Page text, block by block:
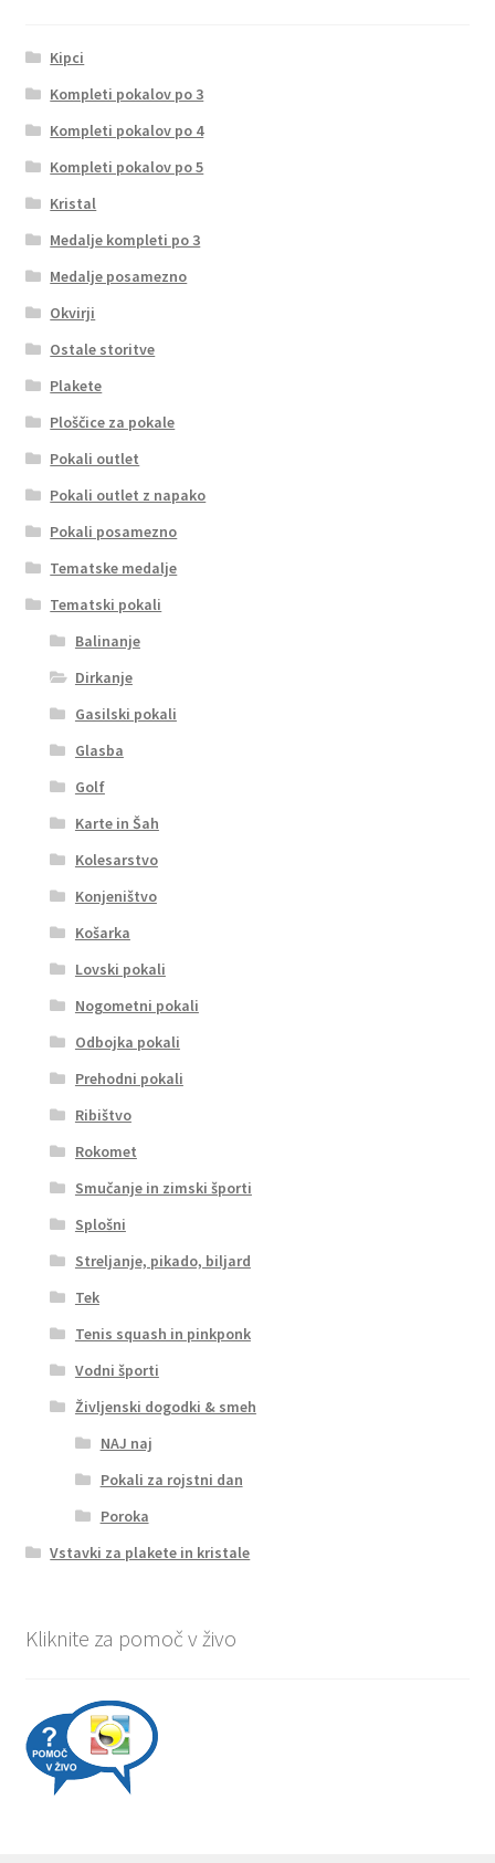
Kipci
Kompleti pokalov po 3
Kompleti pokalov po 4
Kompleti pokalov po 5
Kristal
Medalje kompleti po 3
Medalje posamezno
Okvirji
Ostale storitve
Plakete
Ploščice za pokale
Pokali outlet
Pokali outlet z napako
Pokali posamezno
Tematske medalje
Tematski pokali
Balinanje
Dirkanje
Gasilski pokali
Glasba
Golf
Karte in Šah
Kolesarstvo
Konjeništvo
Košarka
Lovski pokali
Nogometni pokali
Odbojka pokali
Prehodni pokali
Ribištvo
Rokomet
Smučanje in zimski športi
Splošni
Streljanje, pikado, biljard
Tek
Tenis squash in pinkponk
Vodni športi
Življenski dogodki & smeh
NAJ naj
Pokali za rojstni dan
Poroka
Vstavki za plakete in kristale
Kliknite za pomoč v živo